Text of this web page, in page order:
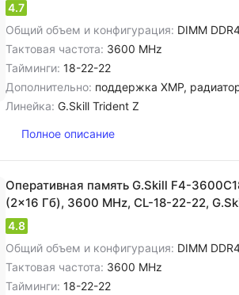
4.7
Общий объем и конфигурация: DIMM
Тактовая частота: 3600 MHz
Тайминги: 18-22-22
Дополнительно: поддержка XMP,
Линейка: G.Skill Trident Z
Полное описание
Оперативная память G.Skill F4-
(2x16 Гб), 3600 MHz, CL-18-22-22,
4.8
Общий объем и конфигурация: DIMM
Тактовая частота: 3600 MHz
Тайминги: 18-22-22